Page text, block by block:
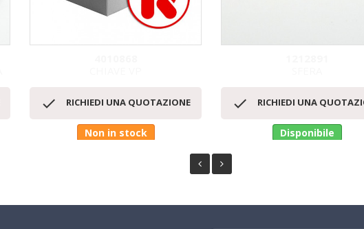
Anteprima
 RICHIEDI UNA QUOTAZIONE
Non in stock
Anteprima
 RICHIEDI UNA
Disponibile